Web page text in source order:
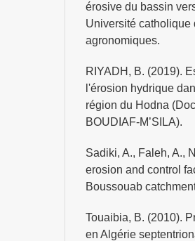
érosive du bassin
Université catholique
agronomiques.
RIYADH, B. (2019).
l'érosion hydrique
région du Hodna
BOUDIAF-M’SILA).
Sadiki, A., Faleh, A.,
erosion and control
Boussouab
Touaibia, B. (2010).
en Algérie